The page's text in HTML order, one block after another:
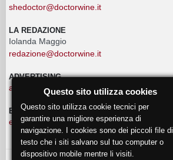
shedoctor@doctorwine.it
LA REDAZIONE
Iolanda Maggio
redazione@doctorwine.it
ADVERTISING
advertising@doctorwine.it
EVENTI
eventi@doctorwine.it
Questo sito utilizza cookies
Questo sito utilizza cookie tecnici per
garantire una migliore esperienza di
navigazione. I cookies sono dei piccoli file di
testo che i siti salvano sul tuo computer o
dispositivo mobile mentre li visiti.